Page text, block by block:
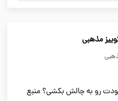
مذهبی
رو به چالش بکشی؟ منبع